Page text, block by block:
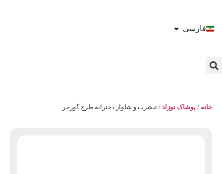
فارسی
خانه / پوشاک نوزاد / تیشرت و شلوار دخترانه طرح گورخر